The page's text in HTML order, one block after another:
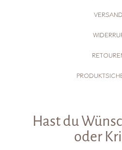
VERSAND
Hast du
oder